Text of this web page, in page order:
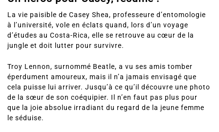
à l’université, vole en éclats quand, lors d’un voyage
d’études au Costa-Rica, elle se retrouve au cœur de la
jungle et doit lutter pour survivre.
éperdument amoureux, mais il n’a jamais envisagé que
cela puisse lui arriver. Jusqu’à ce qu’il découvre une photo
de la sœur de son coéquipier. Il n’en faut pas plus pour
que la joie absolue irradiant du regard de la jeune femme
le séduise.